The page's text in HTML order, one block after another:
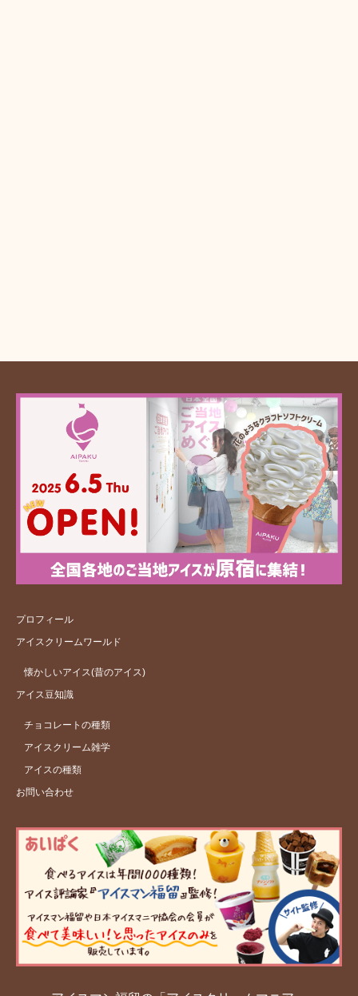
プロフィール
アイスクリームワールド
懐かしいアイス(昔のアイス)
アイス豆知識
チョコレートの種類
アイスクリーム雑学
アイスの種類
お問い合わせ